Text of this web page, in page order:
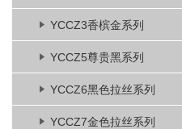
YCCZ3香槟金系列
YCCZ5尊贵黑系列
YCCZ6黑色拉丝系列
YCCZ7金色拉丝系列